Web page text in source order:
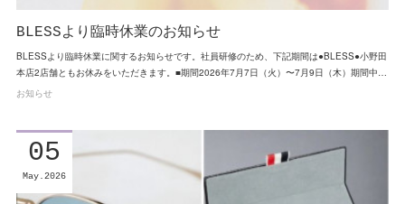
BLESSより臨時休業のお知らせ
BLESSより臨時休業に関するお知らせです。社員研修のため、下記期間は●BLESS●小野田
本店2店舗ともお休みをいただきます。■期間2026年7月7日（火）〜7月9日（木）期間中…
お知らせ
05
May 2026